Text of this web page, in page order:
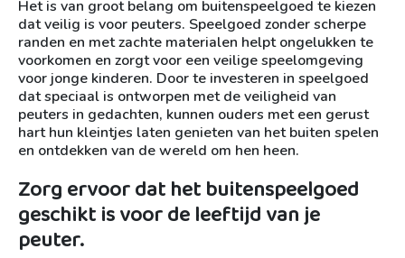
Het is van groot belang om buitenspeelgoed te kiezen
dat veilig is voor peuters. Speelgoed zonder scherpe
randen en met zachte materialen helpt ongelukken te
voorkomen en zorgt voor een veilige speelomgeving
voor jonge kinderen. Door te investeren in speelgoed
dat speciaal is ontworpen met de veiligheid van
peuters in gedachten, kunnen ouders met een gerust
hart hun kleintjes laten genieten van het buiten spelen
en ontdekken van de wereld om hen heen.
Zorg ervoor dat het buitenspeelgoed
geschikt is voor de leeftijd van je
peuter.